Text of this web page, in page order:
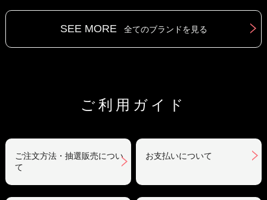
SEE MORE 全てのブランドを見る
ご利用ガイド
ご注文方法・抽選販売につい
て
お支払いについて